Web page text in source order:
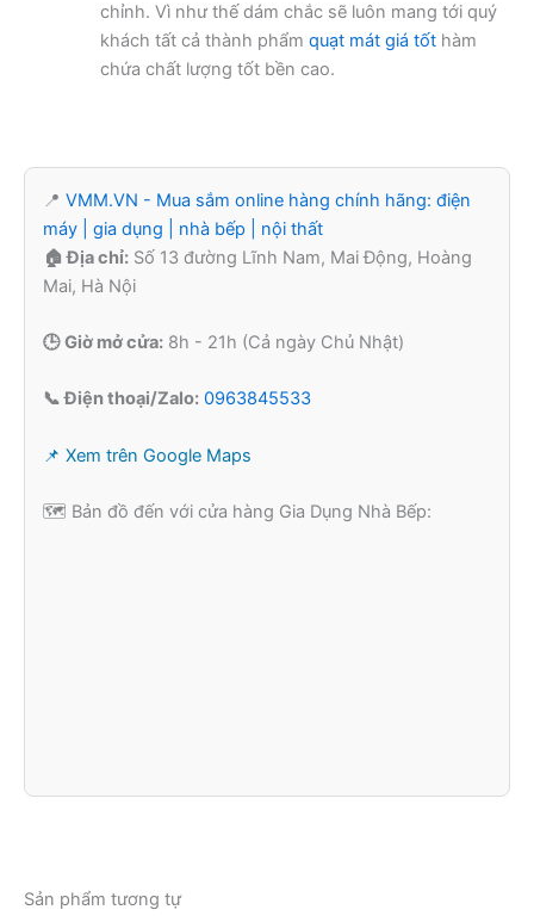
chỉnh. Vì như thế dám chắc sẽ luôn mang tới quý
khách tất cả thành phẩm quạt mát giá tốthàm
chứa chất lượng tốt bền cao.
📍 VMM.VN - Mua sắm online hàng chính hãng: điện
máy | gia dụng | nhà bếp | nội thất
🏠 Địa chỉ: Số 13 đường Lĩnh Nam, Mai Động, Hoàng
Mai, Hà Nội
🕒 Giờ mở cửa: 8h - 21h (Cả ngày Chủ Nhật)
📞 Điện thoại/Zalo: 0963845533
📌 Xem trên Google Maps
🗺️ Bản đồ đến với cửa hàng Gia Dụng Nhà Bếp:
Sản phẩm tương tự